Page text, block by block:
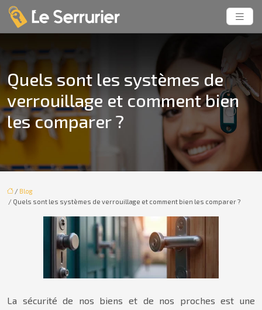
Quels sont les systèmes de
verrouillage et comment bien
les comparer ?
/ Blog
/ Quels sont les systèmes de verrouillage et comment bien les comparer ?
La sécurité de nos biens et de nos proches est une